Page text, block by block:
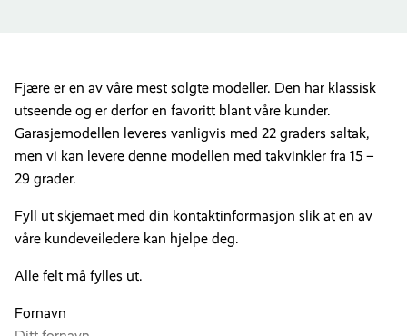
Fjære er en av våre mest solgte modeller. Den har klassisk
utseende og er derfor en favoritt blant våre kunder.
Garasjemodellen leveres vanligvis med 22 graders saltak,
men vi kan levere denne modellen med takvinkler fra 15 –
29 grader.
Fyll ut skjemaet med din kontaktinformasjon slik at en av
våre kundeveiledere kan hjelpe deg.
Alle felt må fylles ut.
Fornavn